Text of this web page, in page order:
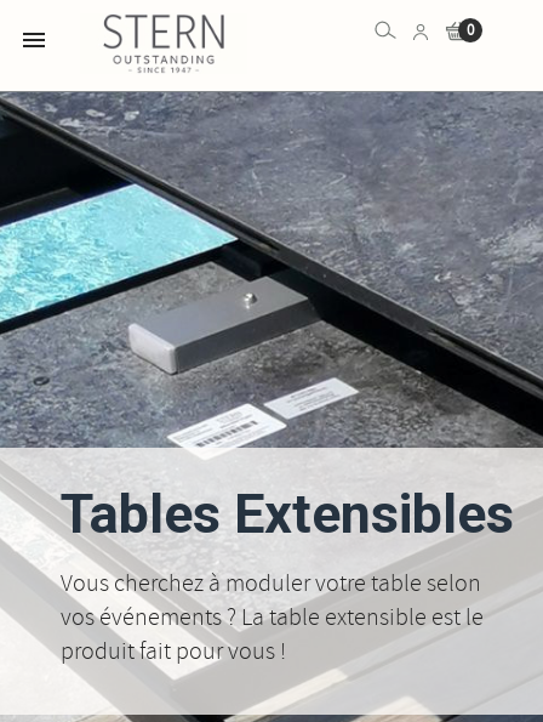
 0
Tables Extensibles
Vous cherchez à moduler votre table selon
vos événements ? La table extensible est le
produit fait pour vous !